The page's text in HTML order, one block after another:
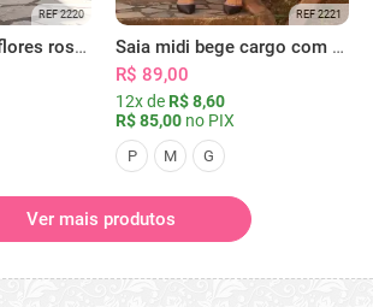
REF 2220
Saia midi branca flores rosas com bolsos
REF 2221
Saia midi bege cargo com bolsos
R$ 89,00
12x de R$ 8,60
R$ 85,00 no PIX
P M G
Ver mais produtos